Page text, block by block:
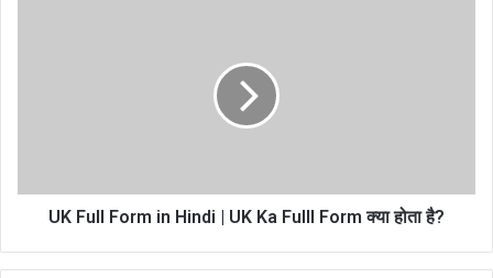
UK Full Form in Hindi | UK Ka Fulll Form क्या होता है?